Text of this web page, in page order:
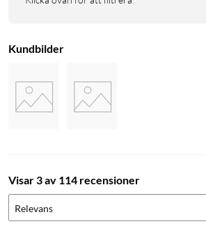
Kundbilder
Visar 3 av 114 recensioner
Relevans